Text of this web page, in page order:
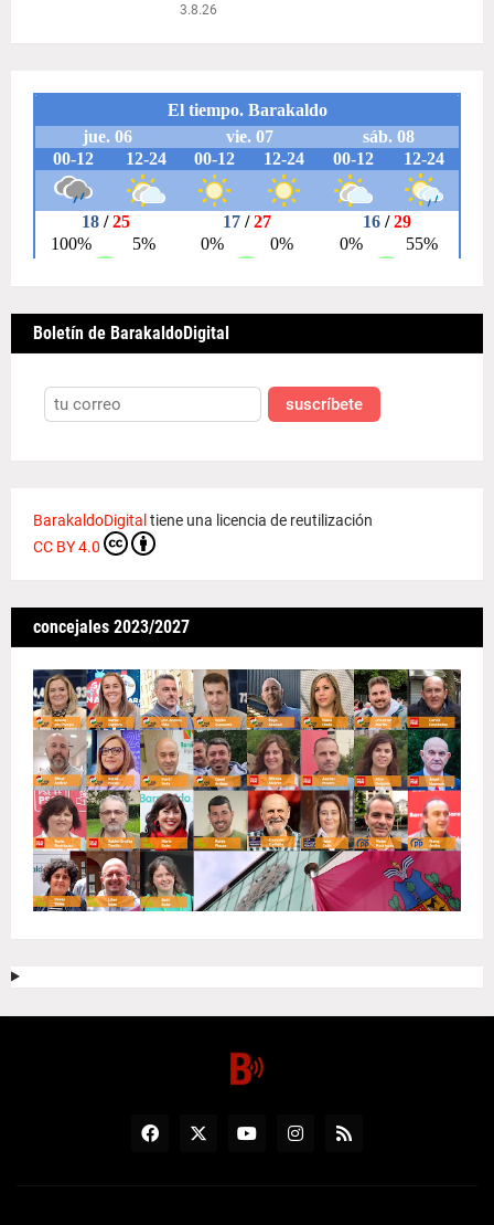
3.8.26
Boletín de BarakaldoDigital
suscríbete
BarakaldoDigital tiene una licencia de reutilización
CC BY 4.0
concejales 2023/2027